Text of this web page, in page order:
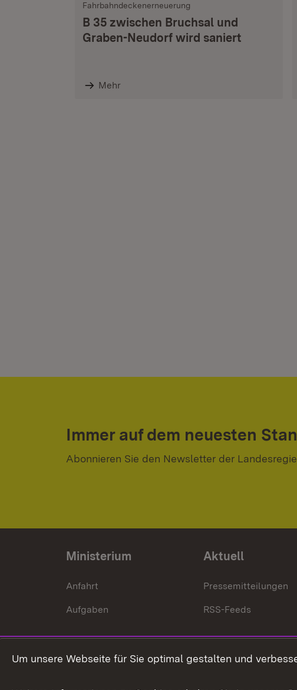
Fahrbahndeckenerneuerung
B 35 zwischen Bruchsal und
Graben-Neudorf wird saniert
Mehr
Immer auf dem neuesten
Abonnieren Sie den Newsletter der
Ministerium
Anfahrt
Aufgaben
Aktuell
Pressemitteilungen
RSS-Feeds
Um unsere Webseite für Sie optimal gestalten und